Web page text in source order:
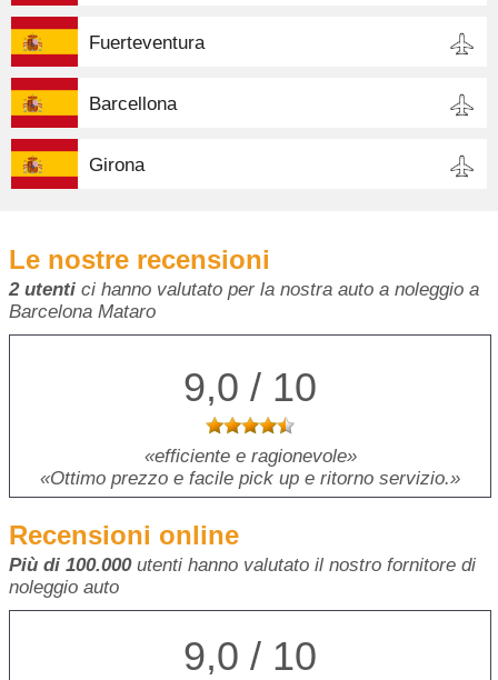
Fuerteventura
Barcellona
Girona
Le nostre recensioni
2 utenti ci hanno valutato per la nostra auto a noleggio a
Barcelona Mataro
9,0 / 10
efficiente e ragionevole
Ottimo prezzo e facile pick up e ritorno servizio.
Recensioni online
Più di 100.000utenti hanno valutato il nostro fornitore di
noleggio auto
9,0 / 10